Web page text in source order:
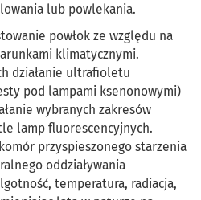
lub powlekania.
powłok ze względu na
klimatycznymi.
działanie ultrafioletu
pod lampami ksenonowymi)
wybranych zakresów
lamp fluorescencyjnych.
przyspieszonego starzenia
oddziaływania
temperatura, radiacja,